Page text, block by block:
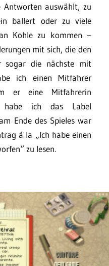
Antworten auswählt, zu
ballert oder zu viele
Kohle zu kommen –
mit sich, die den
sogar die nächste mit
ich einen Mitfahrer
er eine Mitfahrerin
habe ich das Label
Ende des Spieles war
á la „Ich habe einen
zu lesen.